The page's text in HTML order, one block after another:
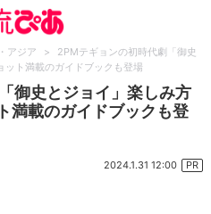
アジア >
2PMテギョンの初時代劇「御史
ット満載のガイドブックも登場
御史とジョイ」楽しみ方
満載のガイドブックも登
2024.1.31 12:00 PR